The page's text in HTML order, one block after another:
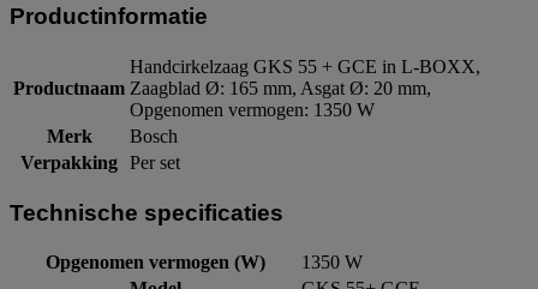
Productinformatie
Productnaam
Handcirkelzaag GKS 55 + GCE in L-BOXX,
Zaagblad Ø: 165 mm, Asgat Ø: 20 mm,
Opgenomen vermogen: 1350 W
Merk
Bosch
Verpakking Per set
Technische specificaties
Opgenomen vermogen (W)
1350 W